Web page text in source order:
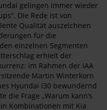
gelingen immer wieder
Die Rede ist von
Qualität auszeichnen
für die
einzelnen Segmenten
erhielt der
im Rahmen der IAA
Martin Winterkorn
Hyundai i30 bewundernd
die Frage „Warum kann‘s
Kombinationen mit Kia